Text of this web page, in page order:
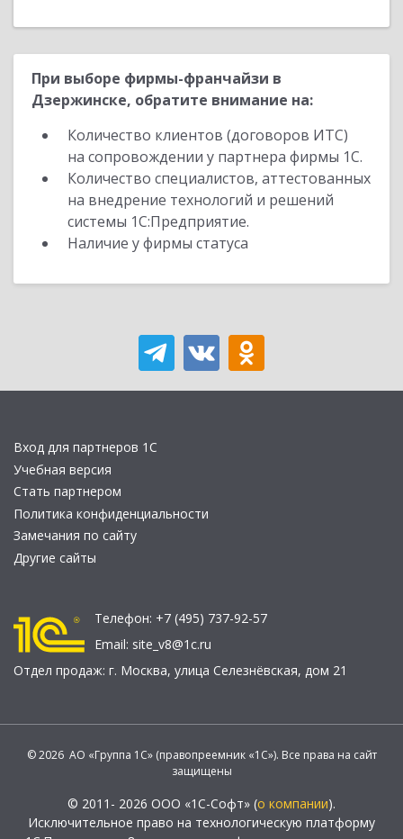
При выборе фирмы-франчайзи в
Дзержинске, обратите внимание на:
Количество клиентов (договоров ИТС)
на сопровождении у партнера фирмы 1С.
Количество специалистов, аттестованных
на внедрение технологий и решений
системы 1С:Предприятие.
Наличие у фирмы статуса
Вход для партнеров 1С
Учебная версия
Стать партнером
Политика конфиденциальности
Замечания по сайту
Другие сайты
Телефон: +7 (495) 737-92-57
Email: site_v8@1c.ru
Отдел продаж: г. Москва, улица Селезнёвская, дом 21
© 2026 АО «Группа 1С» (правопреемник «1С»). Все права на сайт
защищены
© 2011- 2026 ООО «1С-Софт» (о компании).
Исключительное право на технологическую платформу